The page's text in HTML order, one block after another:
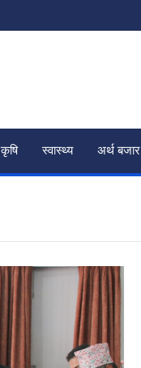
कृषि स्वास्थ्य अर्थ बजार